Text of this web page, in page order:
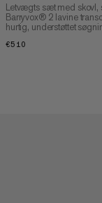
Letvægts sæt med skovl,
Barryvox® 2 lavine
hurtig, understøttet
€510